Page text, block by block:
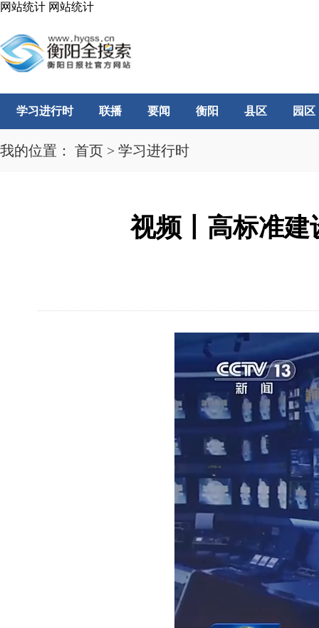
网站统计 网站统计
学习进行时 联播 要闻 衡阳 县区 园区
我的位置： 首页 > 学习进行时
视频丨高标准